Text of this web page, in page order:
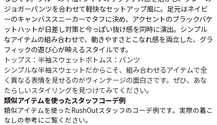
ジョガーパンツを合わせて軽快なセットアップ風に。足元はネイビ
ーのキャンバススニーカーでタフに決め、アクセントのブラックバケ
ットハットが日差し対策と今っぽい抜け感を同時に演出。シンプル
なアイテムの組み合わせで、動きやすさとこなれ感を両立した、グラ
フィックの遊び心が映えるスタイルです。
トップス：半袖スウェットボトムス：パンツ
シンプルな半袖スウェットだからこそ、組み合わせるアイテムで全
く異なる表情を見せるのがヴィンテージの面白さです。ぜひ、あな
たらしいスタイリングを見つけてみてください。
類似アイテムを使ったスタッフコーデ例
類似アイテムを使ったRushOutスタッフのコーデ例です。実際の着こ
なしの参考にご覧ください。